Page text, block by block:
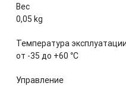
Вес
0,05 kg
Температура эксплуатации
от -35 до +60 °С
Управление